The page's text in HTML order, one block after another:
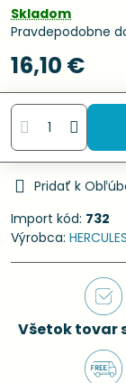
Skladom
Pravdepodobne
16,10 €
Pridať k
Import kód: 732
Výrobca: HERCULES
Všetok tovar